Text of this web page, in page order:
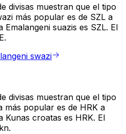
divisas muestran que el tipo
más popular es de SZL a
Emalangeni suazis es SZL. El
swazi
divisas muestran que el tipo
más popular es de HRK a
Kunas croatas es HRK. El